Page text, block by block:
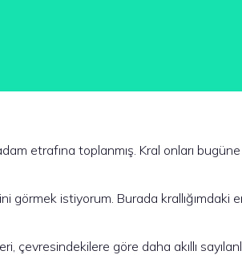
etrafına toplanmış. Kral onları
görmek istiyorum. Burada krallığımdaki
çevresindekilere göre daha akıllı